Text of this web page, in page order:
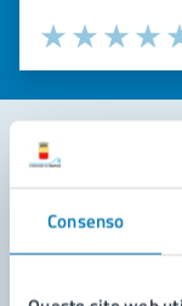
Consenso
Valuta la chiarezza
Seleziona il
Valuta 3
Valuta 2
Valuta 1 stelle
Leggi le